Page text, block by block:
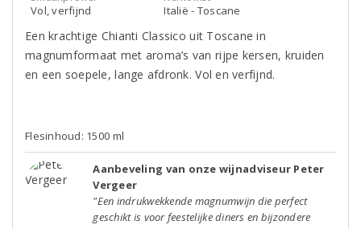
Vol, verfijnd Italië - Toscane
Een krachtige Chianti Classico uit Toscane in
magnumformaat met aroma’s van rijpe kersen, kruiden
en een soepele, lange afdronk. Vol en verfijnd.
Flesinhoud: 1500 ml
Aanbeveling van onze wijnadviseur Peter
Vergeer
"Een indrukwekkende magnumwijn die perfect
geschikt is voor feestelijke diners en bijzondere